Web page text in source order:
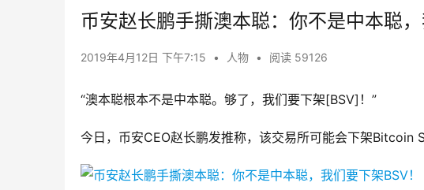
币安赵长鹏手撕澳本聪：你不是中本聪，
2019年4月12日 下午7:15 • 人物 • 阅读 59126
“澳本聪根本不是中本聪。够了，我们要下架[BSV]！”
今日，币安CEO赵长鹏发推称，该交易所可能会下架Bitcoin